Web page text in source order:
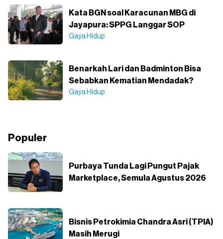
Kata BGN soal Karacunan MBG di
Jayapura: SPPG Langgar SOP
Gaya Hidup
Benarkah Lari dan Badminton Bisa
Sebabkan Kematian Mendadak?
Gaya Hidup
Populer
Purbaya Tunda Lagi Pungut Pajak
Marketplace, Semula Agustus 2026
Bisnis Petrokimia Chandra Asri (TPIA)
Masih Merugi